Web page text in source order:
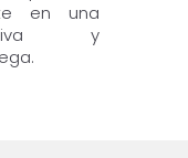
en una
y